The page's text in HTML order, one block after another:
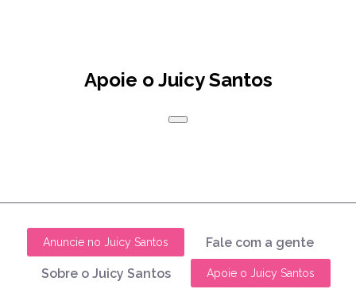
Apoie o Juicy Santos
Anuncie no Juicy Santos Fale com a gente
Sobre o Juicy Santos Apoie o Juicy Santos